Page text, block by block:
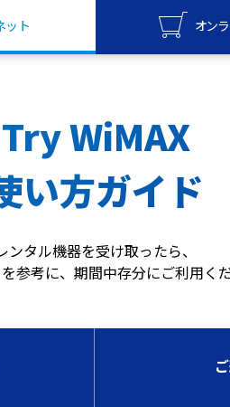
ット オン
UQ WiMAX
オンライン
Try WiMAX
い方ガイド
ンタル機器を受け取ったら、
参考に、 期間中存分にご利用く